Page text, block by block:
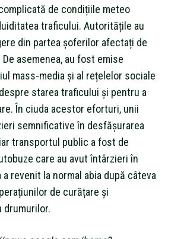
de condițiile meteo
traficului. Autoritățile au
din partea șoferilor afectați de
asemenea, au fost emise
mass-media și al rețelelor sociale
starea traficului și pentru a
În ciuda acestor eforturi, unii
semnificative în desfășurarea
transportul public a fost de
care au avut întârzieri în
revenit la normal abia după câteva
de curățare și
drumurilor.